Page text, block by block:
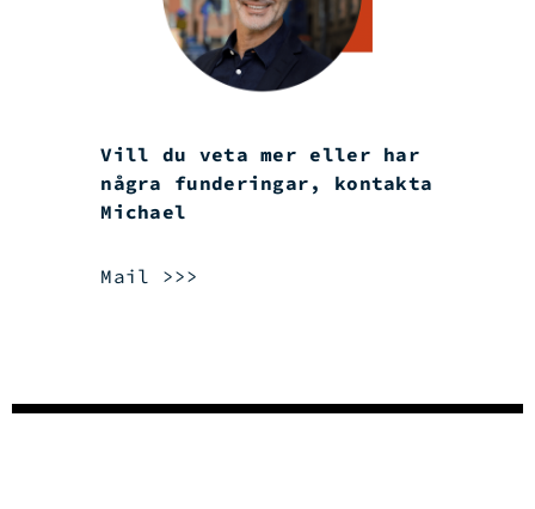
Vill du veta mer eller har
några funderingar, kontakta
Michael
Mail >>>